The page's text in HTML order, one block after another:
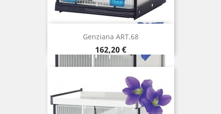
Genziana ART.68
Precio
162,20 €